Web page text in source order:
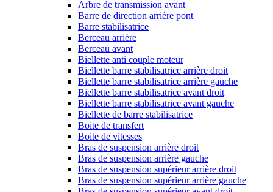
Arbre de transmission avant
Barre de direction arrière pont
Barre stabilisatrice
Berceau arrière
Berceau avant
Biellette anti couple moteur
Biellette barre stabilisatrice arrière droit
Biellette barre stabilisatrice arrière gauche
Biellette barre stabilisatrice avant droit
Biellette barre stabilisatrice avant gauche
Biellette de barre stabilisatrice
Boite de transfert
Boite de vitesses
Bras de suspension arrière droit
Bras de suspension arrière gauche
Bras de suspension supérieur arrière droit
Bras de suspension supérieur arrière gauche